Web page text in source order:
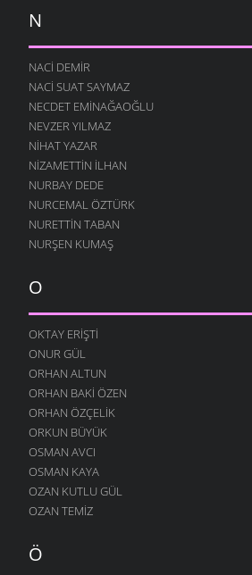
ESKI GÜNLER
10 AĞUSTOS 2004
HE VALLAH
10 AĞUSTOS 2004
GEÇMIŞ ZAMAN OLURKI
10 AĞUSTOS 2004
YAĞMURLU ŞIIR
10 AĞUSTOS 2004
10 AĞUSTOS 2004
YENIDEN
10 AĞUSTOS 2004
DILFEZ
24 TEMMUZ 2004
N
NACI DEMIR
NACI SUAT SAYMAZ
NECDET EMINAĞAOĞLU
NEVZER YILMAZ
NIHAT YAZAR
NIZAMETTIN İLHAN
NURBAY DEDE
NURCEMAL ÖZTÜRK
NURETTIN TABAN
NURŞEN KUMAŞ
O
OKTAY ERIŞTI
ONUR GÜL
ORHAN ALTUN
ORHAN BAKI ÖZEN
ORHAN ÖZÇELIK
ORKUN BÜYÜK
OSMAN AVCI
OSMAN KAYA
OZAN KUTLU GÜL
OZAN TEMIZ
Ö